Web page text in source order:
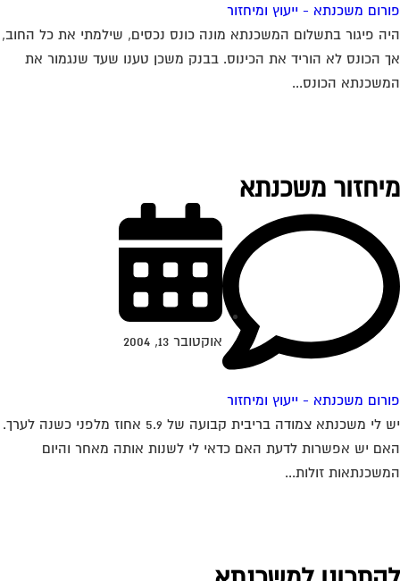
משכנתא - ייעוץ ומיחזור
פיגור בתשלום המשכנתא מונה כונס נכסים, שילמתי את כל החוב,
הכונס לא הוריד את הכינוס. בבנק משכן טענו שעד שנגמור את
הכונס...
משכנתא
משכנתא - ייעוץ ומיחזור
אוקטובר 13, 2004
יש לי משכנתא צמודה בריבית קבועה של 5.9 אחוז מלפני כשנה לערך.
יש אפשרות לדעת האם כדאי לי לשנות אותה מאחר והיום
זולות...